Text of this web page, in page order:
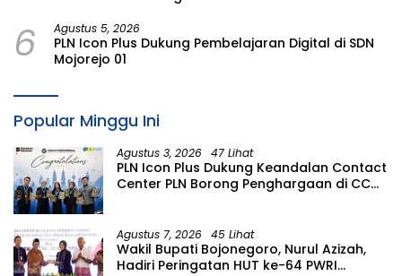
6 Agustus 5, 2026
PLN Icon Plus Dukung Pembelajaran Digital di SDN
Mojorejo 01
Popular Minggu Ini
Agustus 3, 2026 47 Lihat
PLN Icon Plus Dukung Keandalan Contact
Center PLN Borong Penghargaan di CCW
Agustus 7, 2026 45 Lihat
Wakil Bupati Bojonegoro, Nurul Azizah,
Hadiri Peringatan HUT ke-64 PWRI